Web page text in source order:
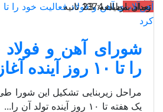
آهن‌آلات
زمان مطالعه: 23 ثانیه
تعداد بازدید: 1374
شورای آهن و فولاد
را تا ۱۰ روز آینده آغاز خواهد...
مراحل زیربنایی تشکیل این
یک هفته تا ۱۰ روز آینده تولد آن را...